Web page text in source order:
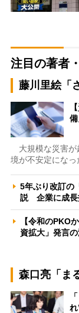
注目の著者
藤川里絵「
大規模な災害が
境が不安定にな
5年ぶり改訂の
説 企業に成長
【令和のPKO
資拡大」発言
森口亮「ま